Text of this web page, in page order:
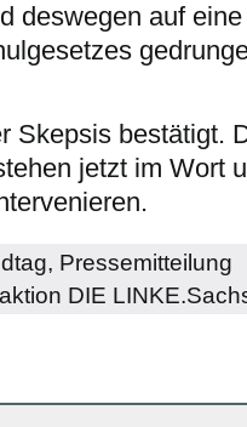
deswegen auf
Skepsis bestätigt.
jetzt im Wort
, Pressemitteilung
DIE